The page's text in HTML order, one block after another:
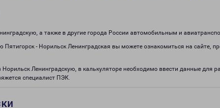
а также в другие города России автомобильным и
- Норильск Ленинградская вы можете ознакомиться на сайте,
Ленинградскую, в калькуляторе необходимо ввести данные для
специалист ПЭК.